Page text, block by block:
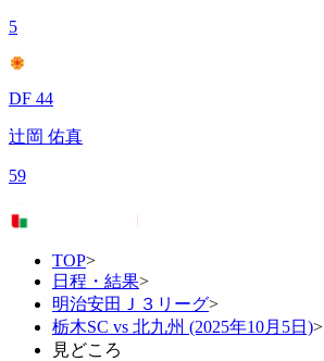
5
DF 44
辻岡 佑真
59
TOP>
日程・結果>
明治安田Ｊ３リーグ>
栃木SC vs 北九州 (2025年10月5日)>
見どころ